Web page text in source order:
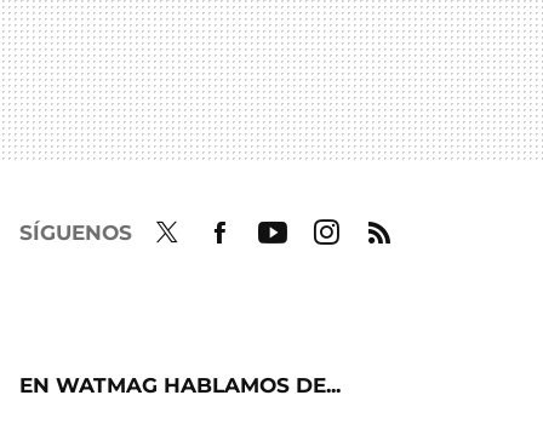
SÍGUENOS
EN WATMAG HABLAMOS DE...